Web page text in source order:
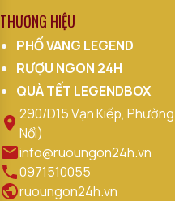
THƯƠNG HIỆU
PHỐ VANG LEGEND
RƯỢU NGON 24H
QUÀ TẾT LEGENDBOX
290/D15 Vạn Kiếp,
Nổi)
info@ruoungon24h.vn
0971510055
ruoungon24h.vn